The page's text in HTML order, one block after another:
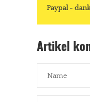
Paypal -
Artikel